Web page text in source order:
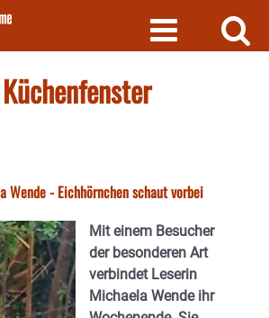
Wende - Eichhörnchen schaut vorbei
Mit einem Besucher
der besonderen Art
verbindet Leserin
Michaela Wende ihr